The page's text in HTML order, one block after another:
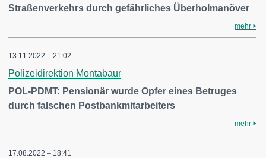
Straßenverkehrs durch gefährliches Überholmanöver
mehr
13.11.2022 – 21:02
Polizeidirektion Montabaur
POL-PDMT: Pensionär wurde Opfer eines Betruges
durch falschen Postbankmitarbeiters
mehr
17.08.2022 – 18:41